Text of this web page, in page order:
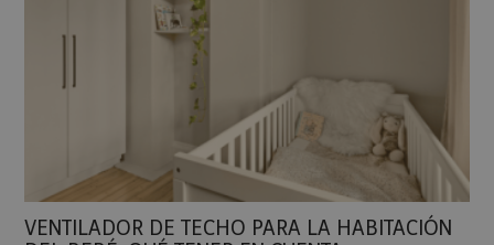
VENTILADOR DE TECHO PARA LA HABITACIÓN